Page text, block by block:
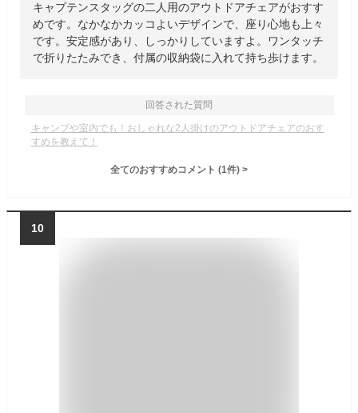
キャプテンスタッグの二人用のアウトドアチェアがおすす
めです。なかなかカッコよいデザインで、座り心地も上々
です。安定感があり、しっかりしていますよ。ワンタッチ
で折りたたみでき、付属の収納袋に入れて持ち歩けます。
回答された質問
キャンプや室内でも！おしゃれな2人掛けのアウトドアチェアのおす
すめを教えて！
全てのおすすめコメント (1件) >
10